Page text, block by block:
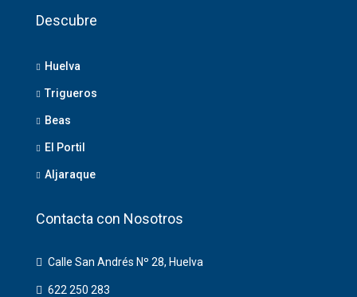
Descubre
Huelva
Trigueros
Beas
El Portil
Aljaraque
Contacta con Nosotros
Calle San Andrés Nº 28, Huelva
622 250 283